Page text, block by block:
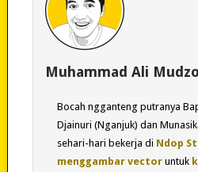
Muhammad Ali
Bocah ngganteng putranya
Djainuri (Nganjuk) dan
sehari-hari bekerja di Ndop
menggambar vectoruntuk